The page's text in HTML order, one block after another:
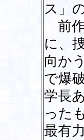
ス」
前作
に、
向か
で爆
学長
った
最有